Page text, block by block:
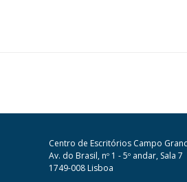
Centro de Escritórios Campo
Av. do Brasil, nº 1 - 5º andar, Sala 7
1749-008 Lisboa